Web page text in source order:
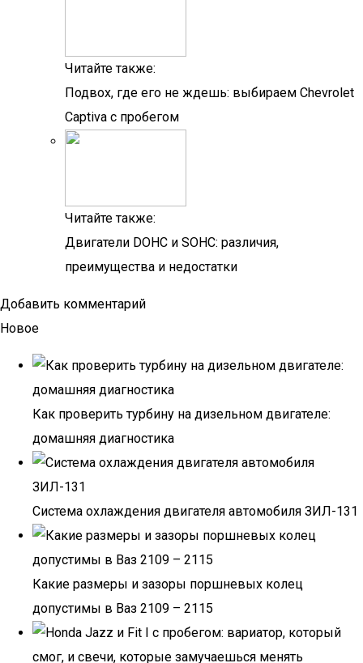
Читайте также:
Подвох, где его не ждешь: выбираем Chevrolet
Captiva с пробегом
Читайте также:
Двигатели DOHC и SOHC: различия,
преимущества и недостатки
Добавить комментарий
Новое
Как проверить турбину на дизельном двигателе:
домашняя диагностика
Система охлаждения двигателя автомобиля ЗИЛ-131
Какие размеры и зазоры поршневых колец
допустимы в Ваз 2109 – 2115